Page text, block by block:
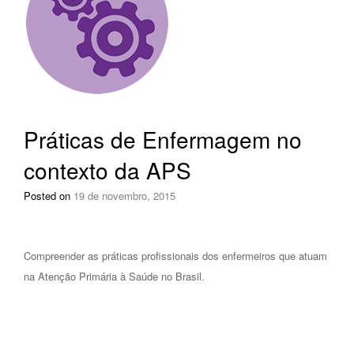
Práticas de Enfermagem no
contexto da APS
Posted on 19 de novembro, 2015
Compreender as práticas profissionais dos enfermeiros que atuam
na Atenção Primária à Saúde no Brasil.